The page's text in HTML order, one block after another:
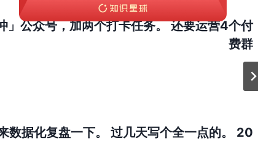
」公众号，加两个打卡任务。 还要运营4个付
费群
数据化复盘一下。 过几天写个全一点的。 20